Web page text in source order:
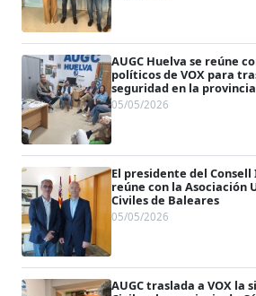
AUGC Huelva se reúne
políticos de VOX para
seguridad en la
urgentes ante el auge
05/05/2026
El presidente del
reúne con la Asociación
Civiles de Baleares
05/05/2026
AUGC traslada a VOX la